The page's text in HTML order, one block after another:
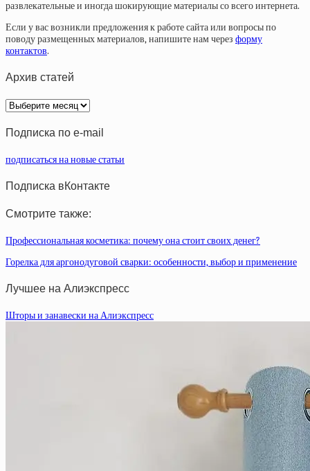
развлекательные и иногда шокирующие материалы со всего интернета.
Если у вас возникли предложения к работе сайта или вопросы по
поводу размещенных материалов, напишите нам через форму
контактов.
Архив статей
Архив
статей
Подписка по e-mail
подписаться на новые статьи
Подписка вКонтакте
Смотрите также:
Профессиональная косметика: почему она стоит своих денег?
Горелка для аргонодуговой сварки: особенности, выбор и применение
Лучшее на Алиэкспресс
Шторы и занавески на Алиэкспресс